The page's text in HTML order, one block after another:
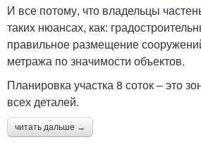
И все потому, что владельцы
таких нюансах, как:
правильное размещение
метража по значимости объектов.
Планировка участка 8 соток – это
всех деталей.
читать дальше →